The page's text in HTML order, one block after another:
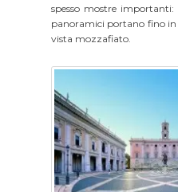
spesso mostre
panoramici portano fino in
vista mozzafiato.